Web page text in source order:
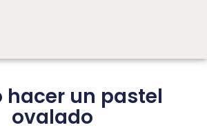
hacer un pastel
ovalado